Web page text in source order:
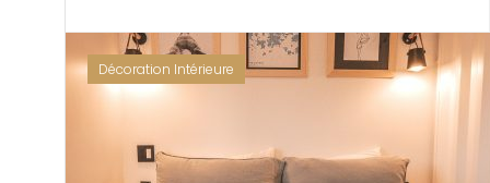
Décoration Intérieure